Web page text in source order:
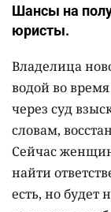
Шансы на
юристы.
Владелица
водой во
через суд
словам,
Сейчас
найти
есть, но будет